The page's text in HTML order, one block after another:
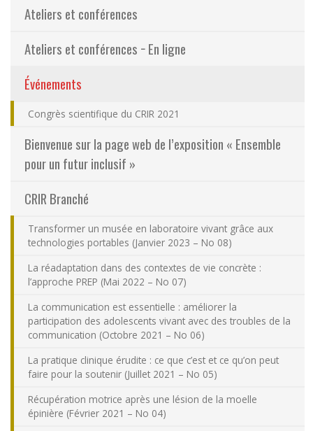
Partageons nos savoirs
Nous joindre
Accessibilité
Espace membre
Ateliers et conférences
Ateliers et conférences − En ligne
Événements
Congrès scientifique du CRIR 2021
Bienvenue sur la page web de l’exposition « Ensemble
pour un futur inclusif »
CRIR Branché
Transformer un musée en laboratoire vivant grâce aux
technologies portables (Janvier 2023 – No 08)
La réadaptation dans des contextes de vie concrète :
l’approche PREP (Mai 2022 – No 07)
La communication est essentielle : améliorer la
participation des adolescents vivant avec des troubles de la
communication (Octobre 2021 – No 06)
La pratique clinique érudite : ce que c’est et ce qu’on peut
faire pour la soutenir (Juillet 2021 – No 05)
Récupération motrice après une lésion de la moelle
épinière (Février 2021 – No 04)